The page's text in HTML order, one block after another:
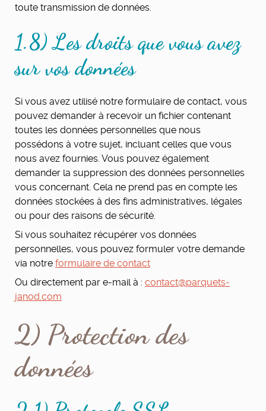
toute transmission de données.
1.8) Les droits que vous avez
sur vos données
Si vous avez utilisé notre formulaire de contact, vous
pouvez demander à recevoir un fichier contenant
toutes les données personnelles que nous
possédons à votre sujet, incluant celles que vous
nous avez fournies. Vous pouvez également
demander la suppression des données personnelles
vous concernant. Cela ne prend pas en compte les
données stockées à des fins administratives, légales
ou pour des raisons de sécurité.
Si vous souhaitez récupérer vos données
personnelles, vous pouvez formuler votre demande
via notre formulaire de contact
Ou directement par e-mail à : contact@parquets-
janod.com
2) Protection des
données